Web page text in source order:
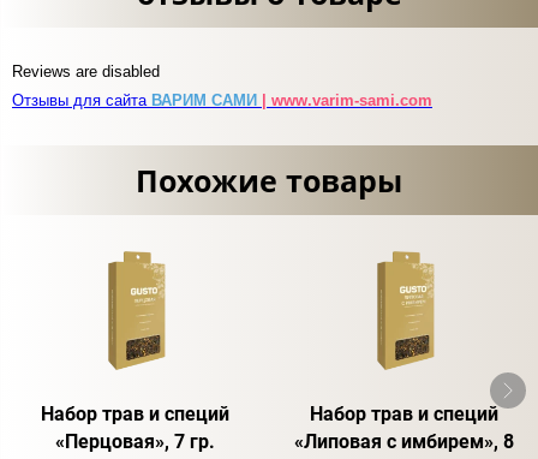
Reviews are disabled
Отзывы для сайта ВАРИМ САМИ | www.varim-sami.com
Похожие товары
Набор трав и специй
«Перцовая», 7 гр.
Набор трав и специй
«Липовая с имбирем», 8